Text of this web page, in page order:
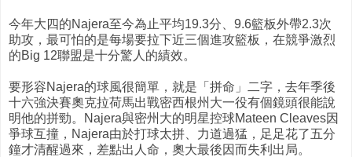
今年大四的Najera至今為止平均19.3分、9.6籃板外帶2.3次
助攻，最可怕的是每場要拉下近三個進攻籃板，在競爭激烈
的Big 12聯盟是十分驚人的績效。
要形容Najera的球風很簡單，就是「拼命」二字，去年季後
十六強決賽奧克拉荷馬出戰密西根州大一役有個鏡頭很能說
明他的拼勁。Najera與密州大的明星控球Mateen Cleaves因
爭球互撞，Najera由於打球太拼、力道過猛，足足花了五分
鐘才清醒過來，差點出人命，奧大最後因而失利出局。